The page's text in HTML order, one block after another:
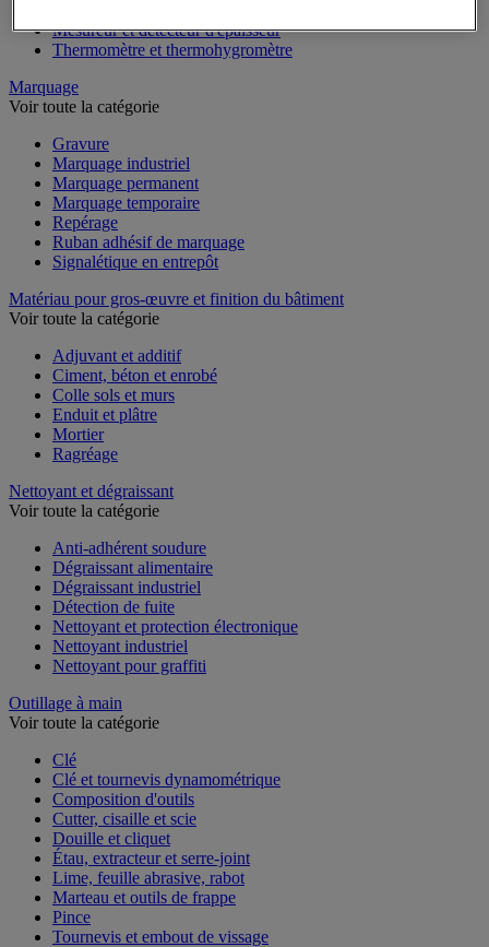
Mesureur et détecteur d'épaisseur
Thermomètre et thermohygromètre
Marquage
Voir toute la catégorie
Gravure
Marquage industriel
Marquage permanent
Marquage temporaire
Repérage
Ruban adhésif de marquage
Signalétique en entrepôt
Matériau pour gros-œuvre et finition du bâtiment
Voir toute la catégorie
Adjuvant et additif
Ciment, béton et enrobé
Colle sols et murs
Enduit et plâtre
Mortier
Ragréage
Nettoyant et dégraissant
Voir toute la catégorie
Anti-adhérent soudure
Dégraissant alimentaire
Dégraissant industriel
Détection de fuite
Nettoyant et protection électronique
Nettoyant industriel
Nettoyant pour graffiti
Outillage à main
Voir toute la catégorie
Clé
Clé et tournevis dynamométrique
Composition d'outils
Cutter, cisaille et scie
Douille et cliquet
Étau, extracteur et serre-joint
Lime, feuille abrasive, rabot
Marteau et outils de frappe
Pince
Tournevis et embout de vissage